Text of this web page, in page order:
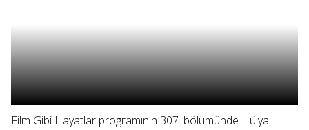
Film Gibi Hayatlar programının 307. bölümünde Hülya